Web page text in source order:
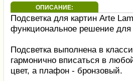
ОПИСАНИЕ:
Подсветка для картин Arte
функциональное решение
Подсветка выполнена в
гармонично вписаться в
цвет, а плафон - бронзовый.